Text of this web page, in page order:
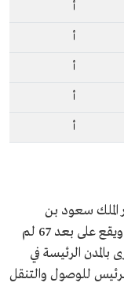
أ
أ
أ
أ
أ
الملك سعود بن
عبدالعزيز بالباحة، وهو أقرب المطارات إليها، ويقع على بعد 67 لم
15 محافظة القرى بالمدن الرئيسة في
للوصول والتنقل